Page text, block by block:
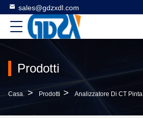
sales@gdzxdl.com
Prodotti
Casa. > Prodotti > Analizzatore Di CT Pinta